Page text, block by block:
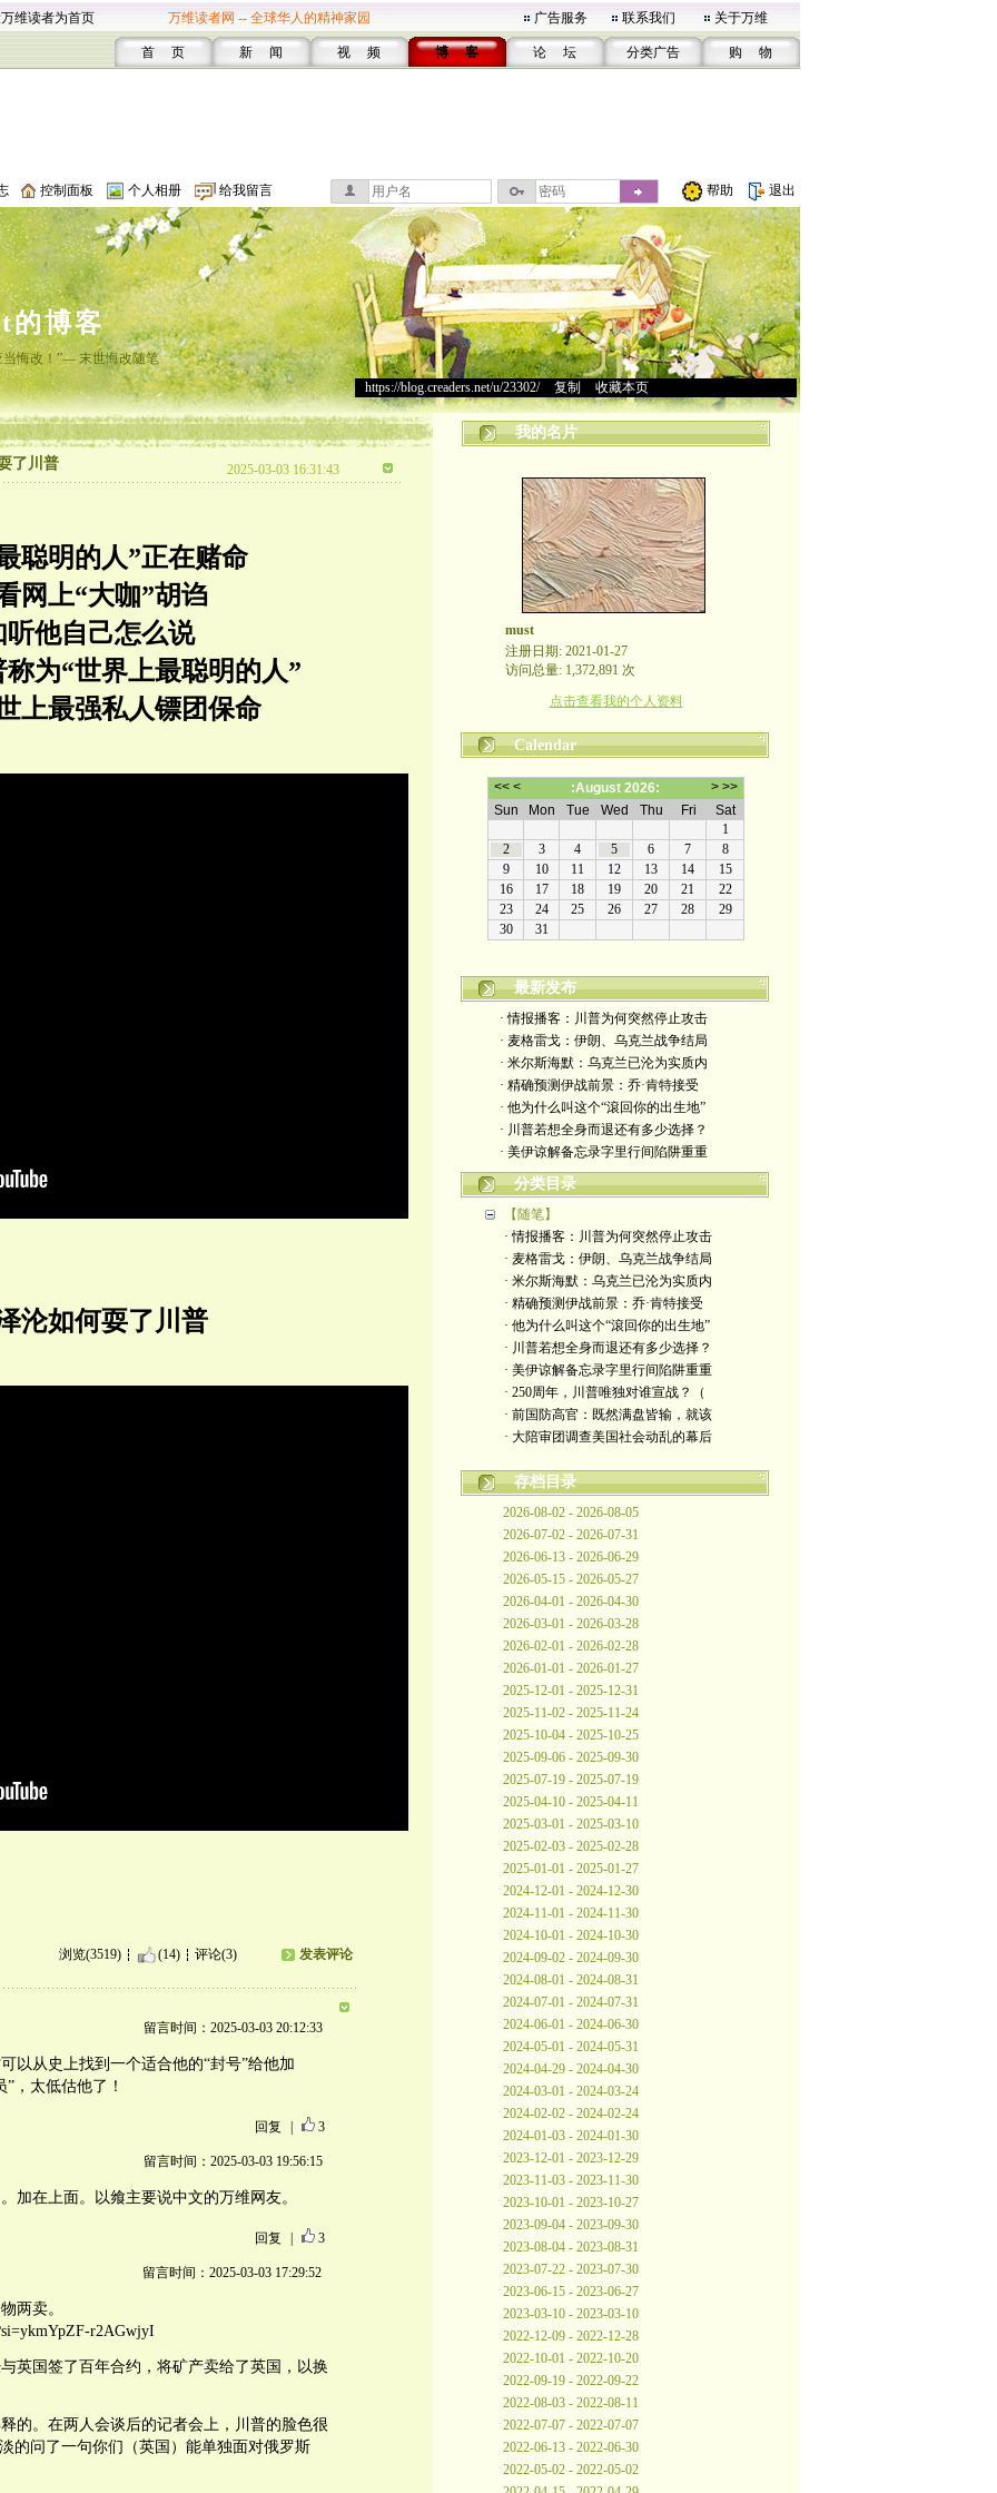
维读者为首页 万维读者网 -- 全球华人的精神家园 广告服务 联系我们 关于万维
首 页 新 闻 视 频 博 客 论 坛 分类广告 购 物
控制面板 个人相册 给我留言 帮助 退出
的博客
当悔改！”— 末世悔改随笔
https://blog.creaders.net/u/23302/> 复制 收藏本页
了川普 2025-03-03 16:31:43
聪明的人”正在赌命
网上“大咖”胡诌
听他自己怎么说
称为“世界上最聪明的人”
上最强私人镖团保命
沦如何耍了川普
浏览(3519) (14) 评论(3) 发表评论
留言时间：2025-03-03 20:12:33
以从史上找到一个适合他的“封号”给他加
，太低估他了！
回复 3
留言时间：2025-03-03 19:56:15
加在上面。以飨主要说中文的万维网友。
回复 3
留言时间：2025-03-03 17:29:52
两卖。
r2AGwjyI
英国签了百年合约，将矿产卖给了英国，以换
的。在两人会谈后的记者会上，川普的脸色很
的问了一句你们（英国）能单独面对俄罗斯
我的名片
must
注册日期: 2021-01-27
访问总量: 1,372,891 次
点击查看我的个人资料
Calendar
最新发布
· 情报播客：川普为何突然停止攻击
· 麦格雷戈：伊朗、乌克兰战争结局
· 米尔斯海默：乌克兰已沦为实质内
· 精确预测伊战前景：乔·肯特接受
· 他为什么叫这个“滾回你的出生地”
· 川普若想全身而退还有多少选择？
· 美伊谅解备忘录字里行间陷阱重重
分类目录
【随笔】
· 情报播客：川普为何突然停止攻击
· 麦格雷戈：伊朗、乌克兰战争结局
· 米尔斯海默：乌克兰已沦为实质内
· 精确预测伊战前景：乔·肯特接受
· 他为什么叫这个“滾回你的出生地”
· 川普若想全身而退还有多少选择？
· 美伊谅解备忘录字里行间陷阱重重
· 250周年，川普唯独对谁宣战？（
· 前国防高官：既然满盘皆输，就该
· 大陪审团调查美国社会动乱的幕后
存档目录
2026-08-02 - 2026-08-05
2026-07-02 - 2026-07-31
2026-06-13 - 2026-06-29
2026-05-15 - 2026-05-27
2026-04-01 - 2026-04-30
2026-03-01 - 2026-03-28
2026-02-01 - 2026-02-28
2026-01-01 - 2026-01-27
2025-12-01 - 2025-12-31
2025-11-02 - 2025-11-24
2025-10-04 - 2025-10-25
2025-09-06 - 2025-09-30
2025-07-19 - 2025-07-19
2025-04-10 - 2025-04-11
2025-03-01 - 2025-03-10
2025-02-03 - 2025-02-28
2025-01-01 - 2025-01-27
2024-12-01 - 2024-12-30
2024-11-01 - 2024-11-30
2024-10-01 - 2024-10-30
2024-09-02 - 2024-09-30
2024-08-01 - 2024-08-31
2024-07-01 - 2024-07-31
2024-06-01 - 2024-06-30
2024-05-01 - 2024-05-31
2024-04-29 - 2024-04-30
2024-03-01 - 2024-03-24
2024-02-02 - 2024-02-24
2024-01-03 - 2024-01-30
2023-12-01 - 2023-12-29
2023-11-03 - 2023-11-30
2023-10-01 - 2023-10-27
2023-09-04 - 2023-09-30
2023-08-04 - 2023-08-31
2023-07-22 - 2023-07-30
2023-06-15 - 2023-06-27
2023-03-10 - 2023-03-10
2022-12-09 - 2022-12-28
2022-10-01 - 2022-10-20
2022-09-19 - 2022-09-22
2022-08-03 - 2022-08-11
2022-07-07 - 2022-07-07
2022-06-13 - 2022-06-30
2022-05-02 - 2022-05-02